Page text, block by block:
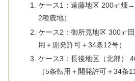
ケース1：遠藤地区 200㎡畑
2種農地）
ケース2：御所見地区 300㎡
用＋開発許可＋34条12号）
ケース3：長後地区（北部）
（5条転用＋開発許可＋34条